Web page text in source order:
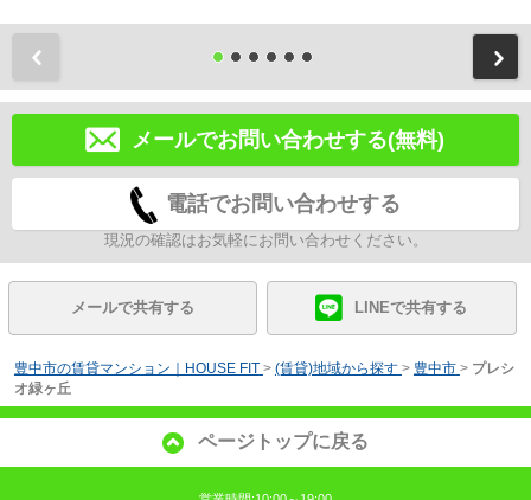
メールでお問い合わせする(無料)
電話でお問い合わせする
現況の確認はお気軽にお問い合わせください。
メールで共有する LINEで共有する
豊中市の賃貸マンション｜HOUSE FIT > (賃貸)地域から探す > 豊中市 > プレシ
オ緑ヶ丘
ページトップに戻る